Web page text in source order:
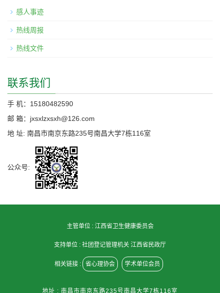
感人事迹
热线周报
热线文件
联系我们
手 机：15180482590
邮 箱：jxsxlzxsxh@126.com
地 址: 南昌市南京东路235号南昌大学7栋116室
公众号:
主管单位 : 江西省卫生健康委员会
支持单位 : 社团登记管理机关 江西省民政厅
相关链接 : 省心理协会 学术单位会员
地址 : 南昌市南京东路235号南昌大学7栋116室